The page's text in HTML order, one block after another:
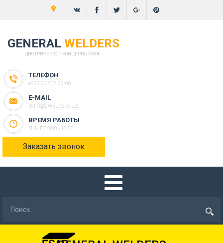
GENERAL WELDERS
ДИСТРИБЬЮТОР КОНЦЕРНА ESAB
ТЕЛЕФОН
+998 93 608 23-98
E-MAIL
INFO@GWELDERS.UZ
ВРЕМЯ РАБОТЫ
ПН - ПТ 9:00 - 18:00
Заказать звонок